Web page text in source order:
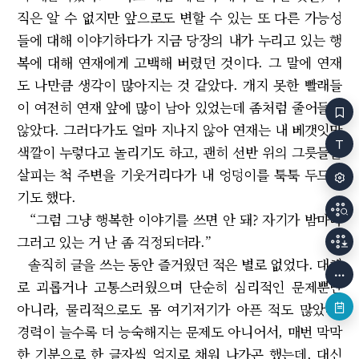
직은 알 수 없지만 앞으로도 변할 수 있는 또 다른 가능성
들에 대해 이야기하다가 지금 당장의 내가 누리고 있는 행
복에 대해 연재에게 고백해 버렸던 것이다. 그 말에 연재
도 나만큼 생각이 많아지는 것 같았다. 개지 못한 빨래들
이 여전히 연재 앞에 많이 남아 있었는데 좀처럼 줄어들지
않았다. 그러다가도 얼마 지나지 않아 연재는 내 베갯잇만
색깔이 누렇다고 놀리기도 하고, 괜히 선반 위의 그릇들을
살피는 척 주변을 기웃거리다가 내 엉덩이를 툭툭 두드리
기도 했다.
“그럼 그냥 행복한 이야기를 쓰면 안 돼? 자기가 밤마다
그러고 있는 거 난 좀 걱정되더라.”
솔직히 글을 쓰는 동안 즐거웠던 적은 별로 없었다. 대체
로 괴롭거나 고통스러웠으며 단순히 심리적인 문제뿐만
아니라, 물리적으로도 몸 여기저기가 아픈 적도 많았다.
경력이 늘수록 더 능숙해지는 문제도 아니어서, 매번 막막
한 기분으로 한 글자씩 억지로 채워 나가곤 했는데, 대신